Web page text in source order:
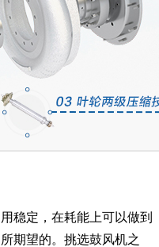
稳定，在耗能上可以做到
期望的。挑选鼓风机之